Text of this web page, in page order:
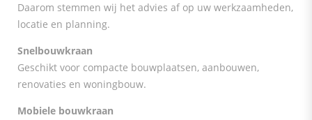
Daarom stemmen wij het advies af op uw werkzaamheden,
locatie en planning.
Snelbouwkraan
Geschikt voor compacte bouwplaatsen, aanbouwen,
renovaties en woningbouw.
Mobiele bouwkraan